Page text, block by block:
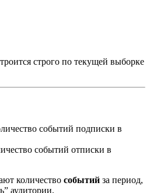
строго по текущей выборке
событий подписки в
событий отписки в
количество событий за период,
аудитории.